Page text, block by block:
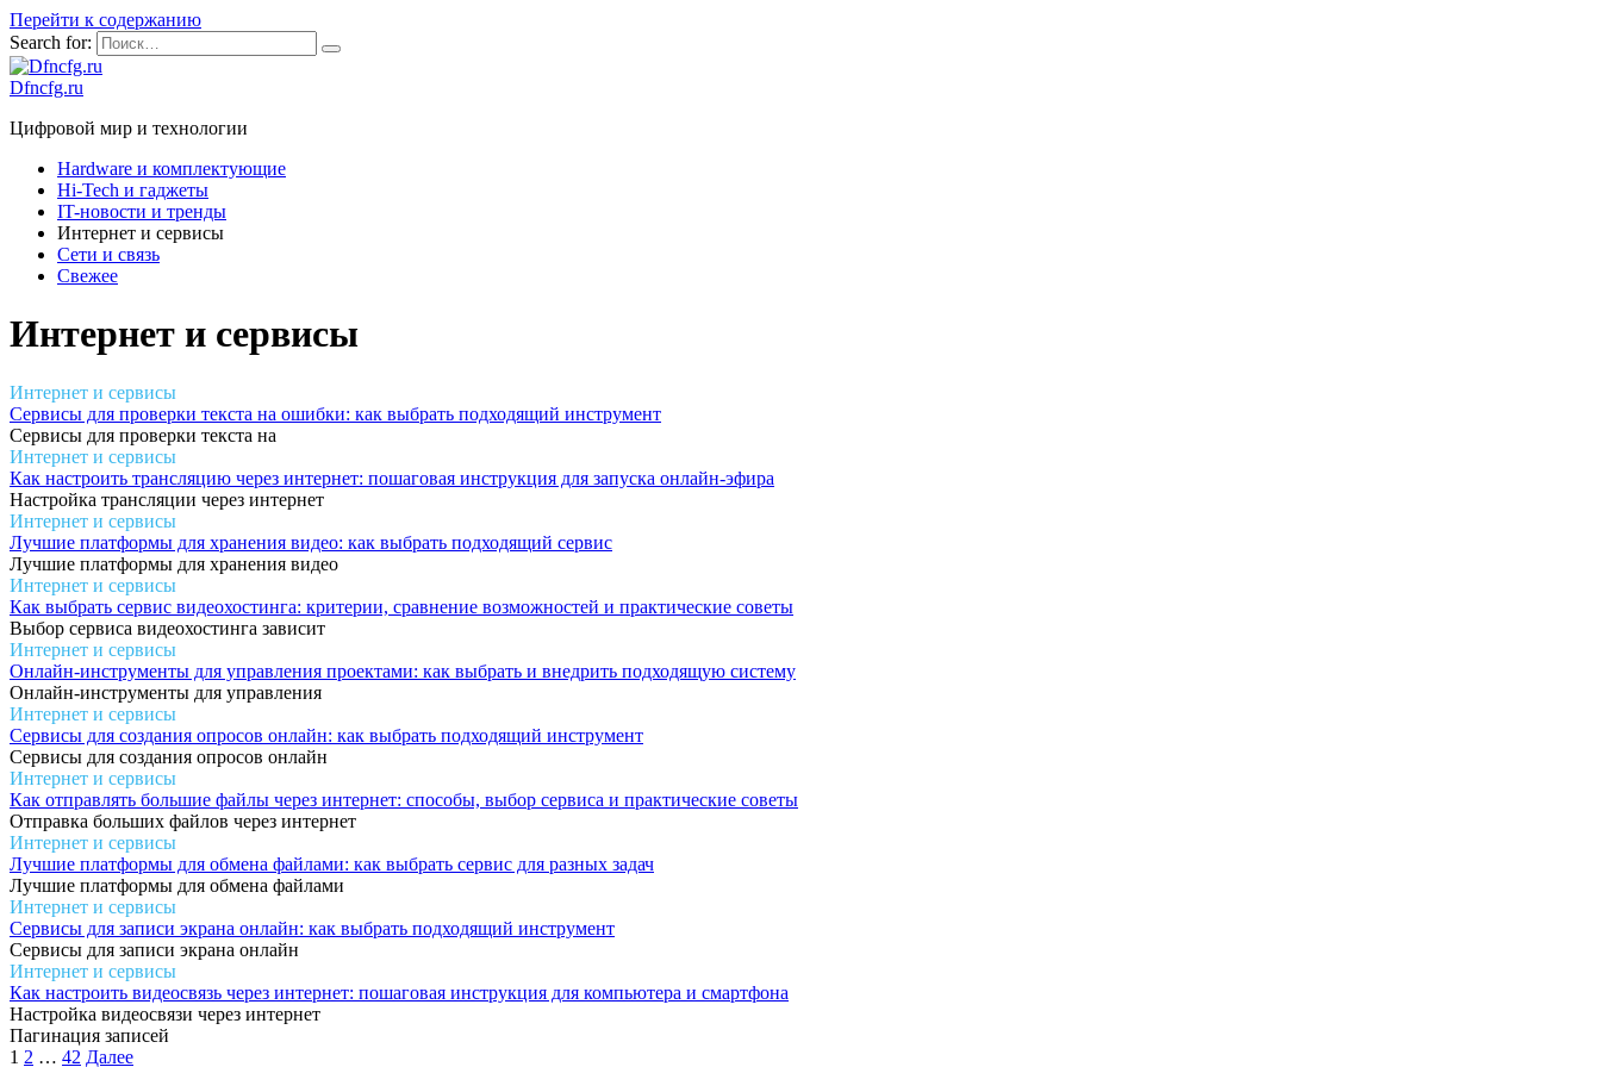
Перейти к содержанию
Search for:
Dfncfg.ru
Цифровой мир и технологии
Hardware и комплектующие
Hi-Tech и гаджеты
IT-новости и тренды
Интернет и сервисы
Сети и связь
Свежее
Интернет и сервисы
Интернет и сервисы
Сервисы для проверки текста на ошибки: как выбрать подходящий инструмент
Сервисы для проверки текста на
Интернет и сервисы
Как настроить трансляцию через интернет: пошаговая инструкция для запуска онлайн-эфира
Настройка трансляции через интернет
Интернет и сервисы
Лучшие платформы для хранения видео: как выбрать подходящий сервис
Лучшие платформы для хранения видео
Интернет и сервисы
Как выбрать сервис видеохостинга: критерии, сравнение возможностей и практические советы
Выбор сервиса видеохостинга зависит
Интернет и сервисы
Онлайн-инструменты для управления проектами: как выбрать и внедрить подходящую систему
Онлайн-инструменты для управления
Интернет и сервисы
Сервисы для создания опросов онлайн: как выбрать подходящий инструмент
Сервисы для создания опросов онлайн
Интернет и сервисы
Как отправлять большие файлы через интернет: способы, выбор сервиса и практические советы
Отправка больших файлов через интернет
Интернет и сервисы
Лучшие платформы для обмена файлами: как выбрать сервис для разных задач
Лучшие платформы для обмена файлами
Интернет и сервисы
Сервисы для записи экрана онлайн: как выбрать подходящий инструмент
Сервисы для записи экрана онлайн
Интернет и сервисы
Как настроить видеосвязь через интернет: пошаговая инструкция для компьютера и смартфона
Настройка видеосвязи через интернет
Пагинация записей
1 2 … 42 Далее